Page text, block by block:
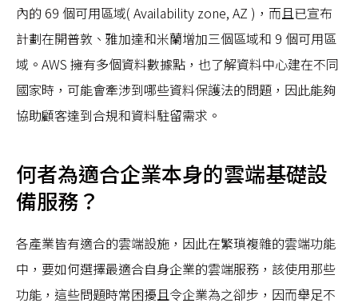
內的 69 個可用區域( Availability zone, AZ )，而且已宣布
計劃在開普敦、雅加達和米蘭增加三個區域和 9 個可用區
域。AWS 擁有多個資料數據點，也了解資料中心建在不同
國家時，可能會牽涉到哪些資料保護法的問題，因此能夠
協助顧客達到合規和資料駐留需求。
何者為適合企業本身的雲端基礎設
備服務？
各產業皆有適合的雲端設施，因此在繁瑣複雜的雲端功能
中，要如何選擇最適合自身企業的雲端服務，該使用那些
功能，這些問題時常困擾且令企業為之卻步，因而舉足不